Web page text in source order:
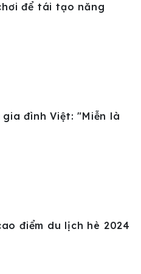
để tái tạo năng
đình Việt: "Miễn là
điểm du lịch hè 2024